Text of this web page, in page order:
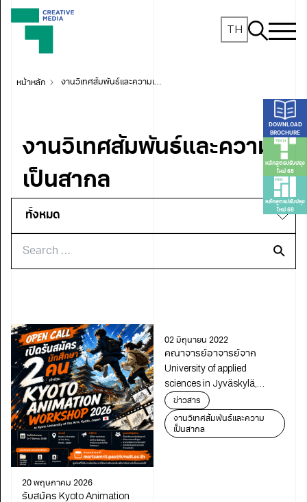
TH
DOWNLOAD
BROCHURE
หลักสูตรปรับปรุง
ใหม่ 68
หลักสูตรปรับปรุง
ใหม่ 68
หน้าหลัก งานวิเทศสัมพันธ์และความเป็นสากล
งานวิเทศสัมพันธ์และความ
เป็นสากล
20 พฤษภาคม 2026
รับสมัคร Kyoto Animation
02 มิถุนายน 2022
คณาจารย์อาจารย์จาก
University of applied
sciences in Jyväskylä,
Finland (JAMK) เข้าเยี่ยมชม
โครงการร่วมบริหารหลัก
สูตรฯ (มีเดีย)
ข่าวสาร
งานวิเทศสัมพันธ์และความ
เป็นสากล